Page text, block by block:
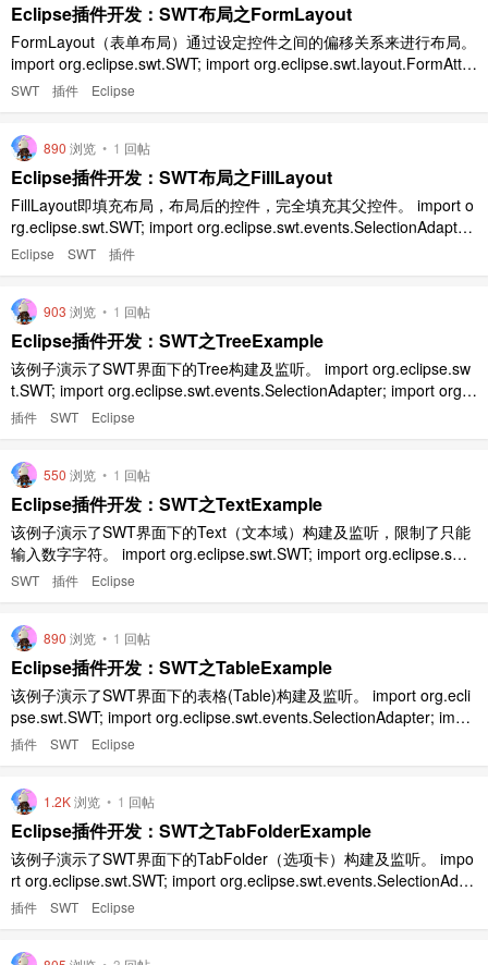
Eclipse插件开发：SWT布局之FormLayout
FormLayout（表单布局）通过设定控件之间的偏移关系来进行布局。
import org.eclipse.swt.SWT; import org.eclipse.swt.layout.FormAtta
chment; import org.eclipse.swt.layout.FormData; import org ..
SWT 插件 Eclipse
890 浏览 • 1 回帖
Eclipse插件开发：SWT布局之FillLayout
FillLayout即填充布局，布局后的控件，完全填充其父控件。 import o
rg.eclipse.swt.SWT; import org.eclipse.swt.events.SelectionAdapter;
import org.eclipse.swt.events.SelectionEvent; impor ..
Eclipse SWT 插件
903 浏览 • 1 回帖
Eclipse插件开发：SWT之TreeExample
该例子演示了SWT界面下的Tree构建及监听。 import org.eclipse.sw
t.SWT; import org.eclipse.swt.events.SelectionAdapter; import org.e
clipse.swt.events.SelectionEvent; import org.ecl ..
插件 SWT Eclipse
550 浏览 • 1 回帖
Eclipse插件开发：SWT之TextExample
该例子演示了SWT界面下的Text（文本域）构建及监听，限制了只能
输入数字字符。 import org.eclipse.swt.SWT; import org.eclipse.swt.
events.VerifyEvent; import org.eclipse.swt.events.VerifyListener; im
SWT 插件 Eclipse
890 浏览 • 1 回帖
Eclipse插件开发：SWT之TableExample
该例子演示了SWT界面下的表格(Table)构建及监听。 import org.ecli
pse.swt.SWT; import org.eclipse.swt.events.SelectionAdapter; impo
rt org.eclipse.swt.events.SelectionEvent; import or ..
插件 SWT Eclipse
1.2K浏览 • 1 回帖
Eclipse插件开发：SWT之TabFolderExample
该例子演示了SWT界面下的TabFolder（选项卡）构建及监听。 impo
rt org.eclipse.swt.SWT; import org.eclipse.swt.events.SelectionAdap
ter; import org.eclipse.swt.events.SelectionEvent; impo ..
插件 SWT Eclipse